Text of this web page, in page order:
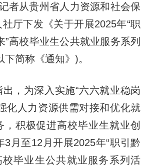
从贵州省人力资源和社会保
厅下发《关于开展2025年“职
”高校毕业生公共就业服务系列
简称《通知》)。
为深入实施“六六就业稳岗
化人力资源供需对接和优化就
，积极促进高校毕业生就业创
3月至12月开展2025年“职引黔
校毕业生公共就业服务系列活